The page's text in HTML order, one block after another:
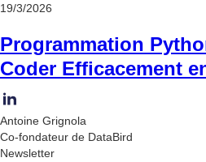
19/3/2026
Programmation
Coder Efficacement
Antoine Grignola
Co-fondateur de DataBird
Newsletter